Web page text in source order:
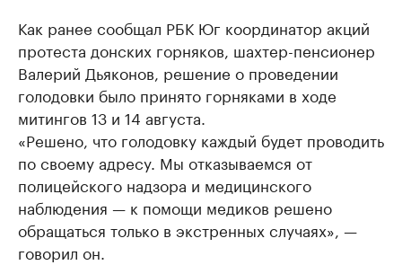
Как ранее сообщал РБК Юг координатор акций
протеста донских горняков, шахтер-пенсионер
Валерий Дьяконов, решение о проведении
голодовки было принято горняками в ходе
митингов 13 и 14 августа.
«Решено, что голодовку каждый будет проводить
по своему адресу. Мы отказываемся от
полицейского надзора и медицинского
наблюдения — к помощи медиков решено
обращаться только в экстренных случаях», —
говорил он.